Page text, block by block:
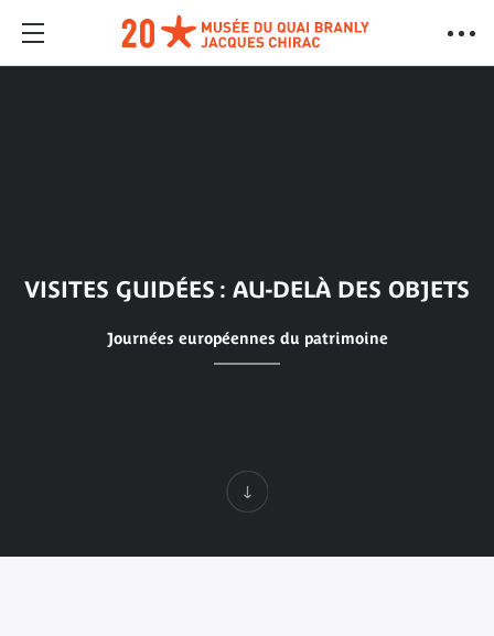
VISITES GUIDÉES : AU-DELÀ DES OBJETS
Journées européennes du patrimoine